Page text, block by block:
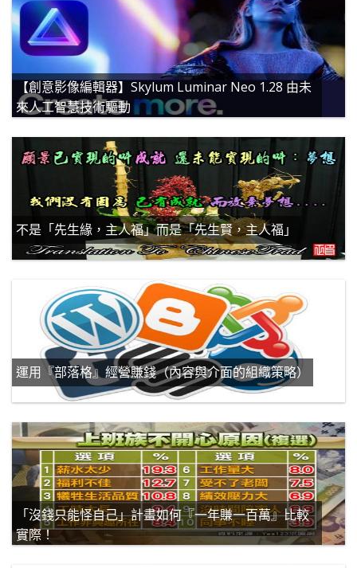
【創意影像編輯器】Skylum Luminar Neo 1.28 由未
來人工智慧技術驅動
不是「先生緣，主人福」而是「先生賢，主人福」
運用『部落格』經營賺錢（內容與介面的組織策略）
「沒錢只能怪自己」計畫如何『一年賺一百萬』比較
實際！